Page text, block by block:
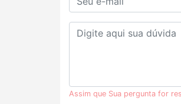
Assim que Sua pergunta for